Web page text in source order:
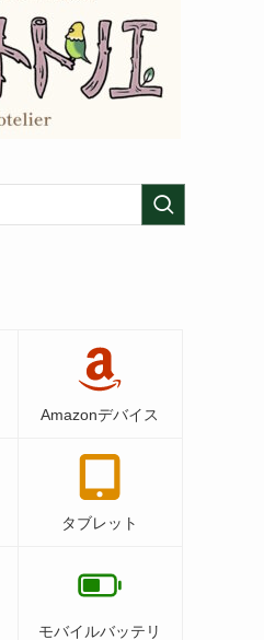
Amazonデバイス
タブレット
モバイルバッテリ